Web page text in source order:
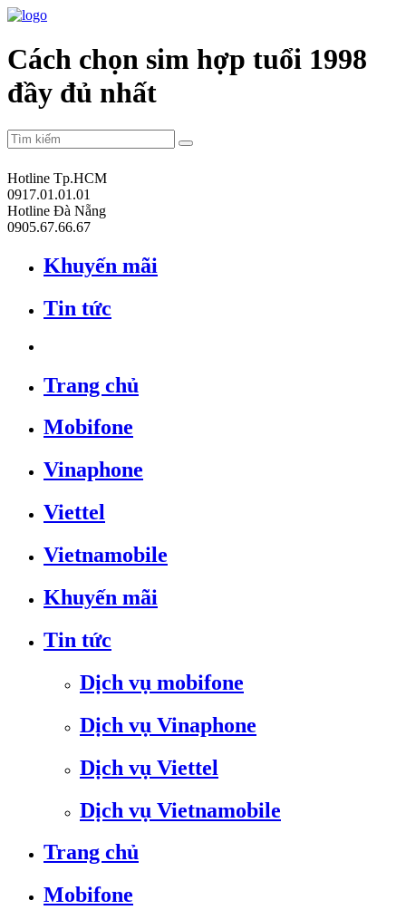
Cách chọn sim hợp tuổi 1998
đầy đủ nhất
Hotline Tp.HCM
0917.01.01.01
Hotline Đà Nẵng
0905.67.66.67
Khuyến mãi
Tin tức
Trang chủ
Mobifone
Vinaphone
Viettel
Vietnamobile
Khuyến mãi
Tin tức
Dịch vụ mobifone
Dịch vụ Vinaphone
Dịch vụ Viettel
Dịch vụ Vietnamobile
Trang chủ
Mobifone